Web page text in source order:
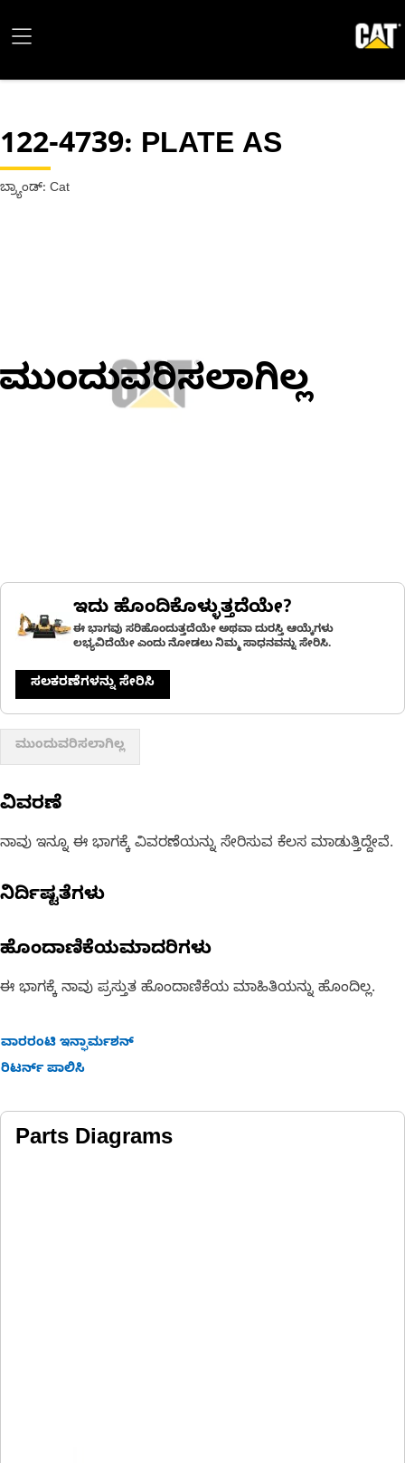
122-4739: PLATE AS
ಬ್ರ್ಯಾಂಡ್: Cat
ಮುಂದುವರಿಸಲಾಗಿಲ್ಲ
ಇದು ಹೊಂದಿಕೊಳ್ಳುತ್ತದೆಯೇ?
ಈ ಭಾಗವು ಸರಿಹೊಂದುತ್ತದೆಯೇ ಅಥವಾ ದುರಸ್ತಿ ಆಯ್ಕೆಗಳು
ಲಭ್ಯವಿದೆಯೇ ಎಂದು ನೋಡಲು ನಿಮ್ಮ ಸಾಧನವನ್ನು ಸೇರಿಸಿ.
ಸಲಕರಣೆಗಳನ್ನು ಸೇರಿಸಿ
ಮುಂದುವರಿಸಲಾಗಿಲ್ಲ
ವಿವರಣೆ
ನಾವು ಇನ್ನೂ ಈ ಭಾಗಕ್ಕೆ ವಿವರಣೆಯನ್ನು ಸೇರಿಸುವ ಕೆಲಸ ಮಾಡುತ್ತಿದ್ದೇವೆ.
ನಿರ್ದಿಷ್ಟತೆಗಳು
ಹೊಂದಾಣಿಕೆಯಮಾದರಿಗಳು
ಈ ಭಾಗಕ್ಕೆ ನಾವು ಪ್ರಸ್ತುತ ಹೊಂದಾಣಿಕೆಯ ಮಾಹಿತಿಯನ್ನು ಹೊಂದಿಲ್ಲ.
ವಾರರಂಟಿ ಇನ್ಫಾರ್ಮಶನ್
ರಿಟರ್ನ್ ಪಾಲಿಸಿ
Parts Diagrams